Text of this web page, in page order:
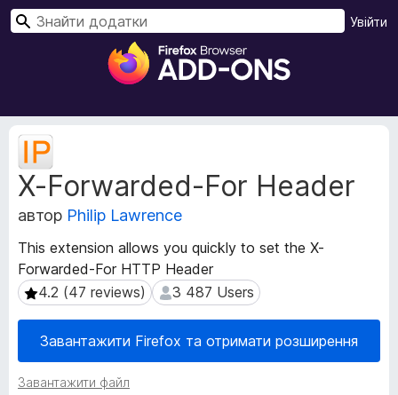
Д
о
а
а
у
з
е
а
Увійти
П
X-Forwarded-For Header
автор Philip Lawrence
This extension allows you quickly to set the X-
Forwarded-For HTTP Header
4.2 (47 reviews)
4.2 (47 reviews) 3 487 Users
3 487 Users
Завантажити Firefox та отримати розширення
Завантажити файл
М
е
т
а
д
н
і
р
о
и
р